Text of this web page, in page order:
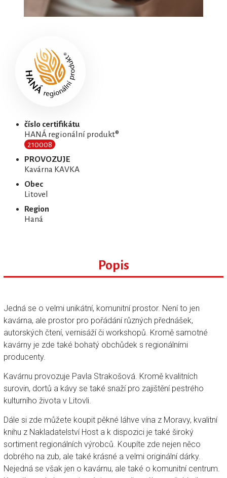
číslo certifikátu
HANÁ regionální produkt®
210008
PROVOZUJE
Kavárna KAVKA
Obec
Litovel
Region
Haná
Popis
Jedná se o velmi unikátní, komunitní prostor. Není to jen
kavárna, ale prostor pro pořádání různých přednášek,
autorských čtení, vernisáží či workshopů. Kromě samotné
kavárny je zde také bohatý obchůdek s regionálními
producenty.
Kavárnu provozuje Pavla Strakošová. Kromě kvalitních
surovin, dortů a kávy se také snaží pro zajištění pestrého
kulturního života v Litovli.
Dále si zde můžete koupit pěkné láhve vína z Moravy, kvalitní
knihu z Nakladatelství Host a k dispozici je také široký
sortiment regionálních výrobců. Koupíte zde nejen něco
dobrého na zub, ale také krásné a velmi originální dárky.
Nejedná se však jen o kavárnu, ale také o komunitní centrum.